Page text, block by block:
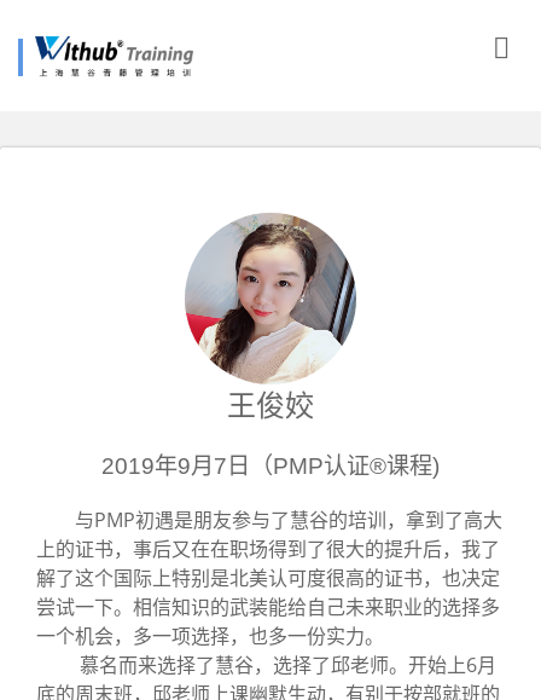
王俊姣
2019年9月7日（PMP认证®课程)
与PMP初遇是朋友参与了慧谷的培训，拿到了高大
上的证书，事后又在在职场得到了很大的提升后，我了
解了这个国际上特别是北美认可度很高的证书，也决定
尝试一下。相信知识的武装能给自己未来职业的选择多
一个机会，多一项选择，也多一份实力。
慕名而来选择了慧谷，选择了邱老师。开始上6月
底的周末班，邱老师上课幽默生动，有别于按部就班的